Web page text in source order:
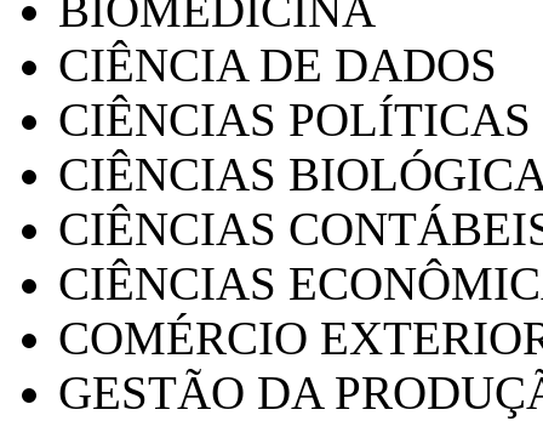
CIÊNCIA DE DADOS
CIÊNCIAS POLÍTICAS
CIÊNCIAS
CIÊNCIAS
CIÊNCIAS
COMÉRCIO
GESTÃO DA